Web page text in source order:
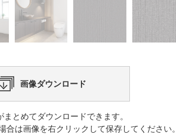
画像ダウンロード
まとめてダウンロードできます。
合は画像を右クリックして保存してください。